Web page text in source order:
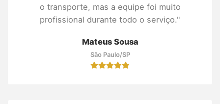
o transporte, mas a equipe foi muito
profissional durante todo o serviço."
Mateus Sousa
São Paulo/SP